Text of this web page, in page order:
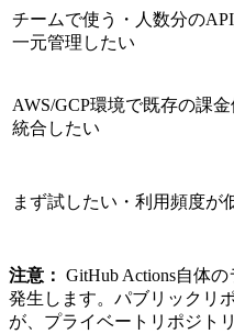
チームで使う・人数分の
一元管理したい
AWS/GCP環境で既存の課
統合したい
まず試したい・利用頻度が
注意： GitHub Actions自体
発生します。パブリックリ
が、プライベートリポジト